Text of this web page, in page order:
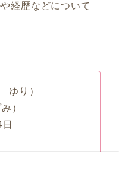
経歴などについて
ゆり）
）
日
ルフ